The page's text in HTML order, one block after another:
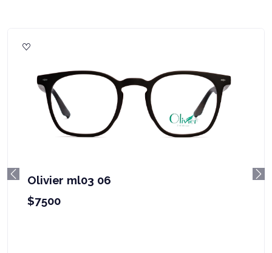
Olivier ml03 06
$7500
Previous